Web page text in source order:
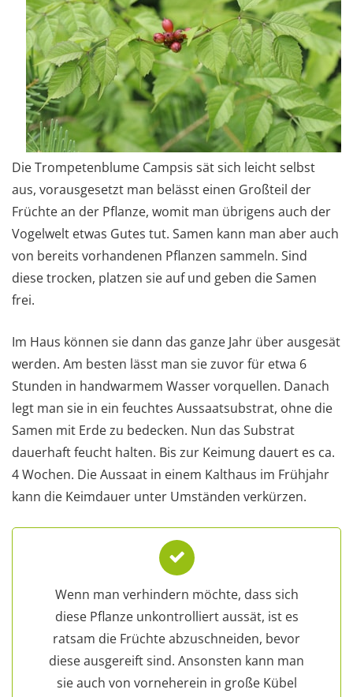
Die Trompetenblume Campsis sät sich leicht selbst
aus, vorausgesetzt man belässt einen Großteil der
Früchte an der Pflanze, womit man übrigens auch der
Vogelwelt etwas Gutes tut. Samen kann man aber auch
von bereits vorhandenen Pflanzen sammeln. Sind
diese trocken, platzen sie auf und geben die Samen
frei.
Im Haus können sie dann das ganze Jahr über ausgesät
werden. Am besten lässt man sie zuvor für etwa 6
Stunden in handwarmem Wasser vorquellen. Danach
legt man sie in ein feuchtes Aussaatsubstrat, ohne die
Samen mit Erde zu bedecken. Nun das Substrat
dauerhaft feucht halten. Bis zur Keimung dauert es ca.
4 Wochen. Die Aussaat in einem Kalthaus im Frühjahr
kann die Keimdauer unter Umständen verkürzen.
Wenn man verhindern möchte, dass sich
diese Pflanze unkontrolliert aussät, ist es
ratsam die Früchte abzuschneiden, bevor
diese ausgereift sind. Ansonsten kann man
sie auch von vorneherein in große Kübel